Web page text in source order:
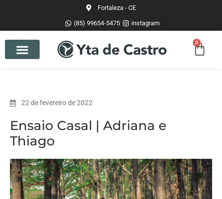
Fortaleza - CE
(85) 99654-5475 instagram
0
22 de fevereiro de 2022
Ensaio Casal | Adriana e
Thiago